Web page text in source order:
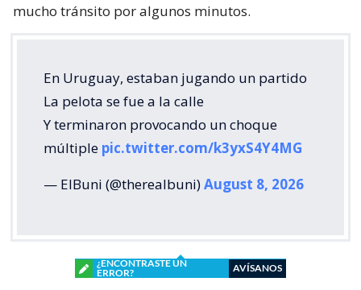
mucho tránsito por algunos minutos.
En Uruguay, estaban jugando un partido
La pelota se fue a la calle
Y terminaron provocando un choque
múltiple pic.twitter.com/k3yxS4Y4MG
— ElBuni (@therealbuni)August 8, 2026
¿ENCONTRASTE UN
ERROR?
AVÍSANOS